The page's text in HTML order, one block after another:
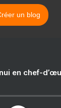
un blog
en chef-